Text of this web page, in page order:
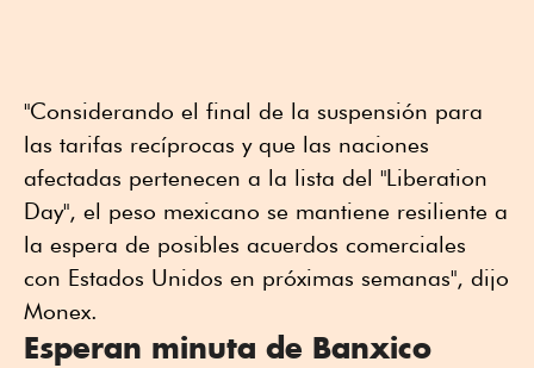
"Considerando el final de la suspensión para
las tarifas recíprocas y que las naciones
afectadas pertenecen a la lista del "Liberation
Day", el peso mexicano se mantiene resiliente a
la espera de posibles acuerdos comerciales
con Estados Unidos en próximas semanas", dijo
Monex.
Esperan minuta de Banxico